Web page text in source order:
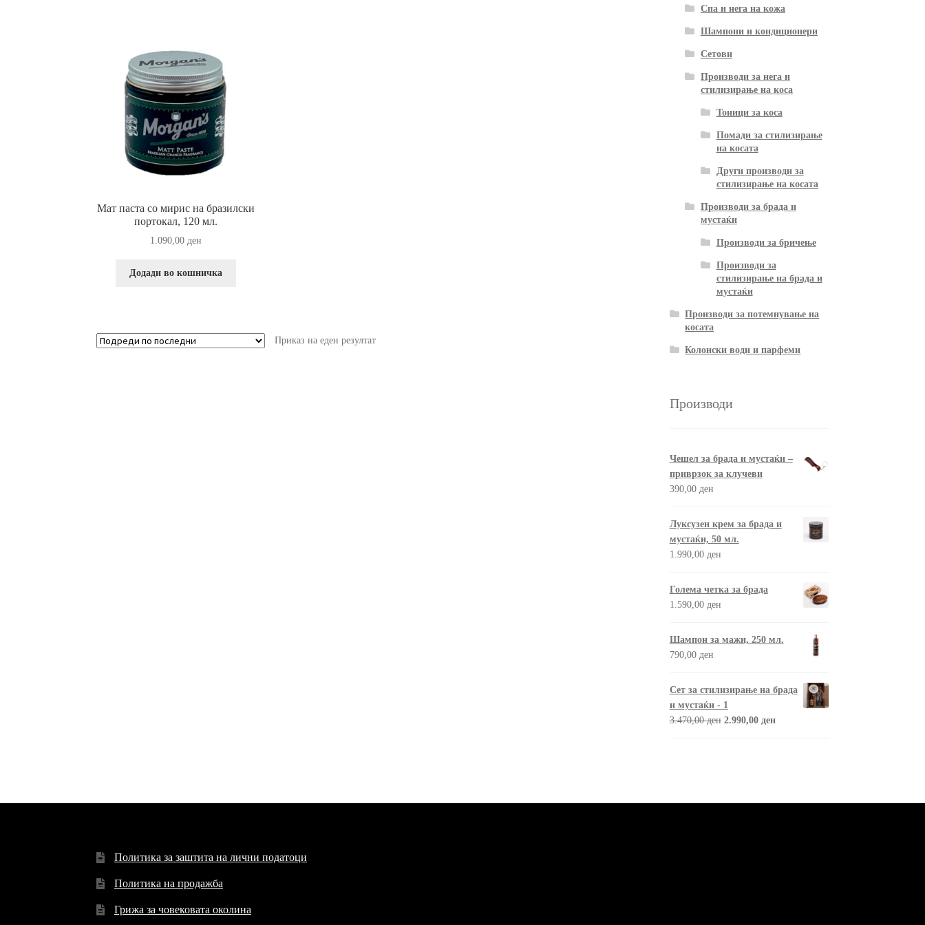
Мат паста со мирис на бразилски
портокал, 120 мл.
1.090,00ден
Додади во кошничка
Приказ на еден резултат
Спа и нега на кожа
Шампони и кондиционери
Сетови
Производи за нега и
стилизирање на коса
Тоници за коса
Помади за стилизирање
на косата
Други производи за
стилизирање на косата
Производи за брада и
мустаќи
Производи за бричење
Производи за
стилизирање на брада и
мустаќи
Производи за потемнување на
косата
Колонски води и парфеми
Производи
Чешел за брада и мустаќи –
приврзок за клучеви
390,00 ден
Луксузен крем за брада и
мустаќи, 50 мл.
1.990,00 ден
Голема четка за брада
1.590,00 ден
Шампон за мажи, 250 мл.
790,00 ден
Сет за стилизирање на брада
и мустаќи - 1
3.470,00ден 2.990,00 ден
Политика за заштита на лични податоци
Политика на продажба
Грижа за човековата околина